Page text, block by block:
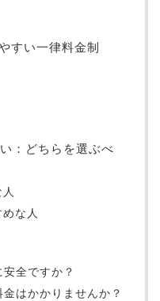
すい一律料金制
：どちらを選ぶべ
な人
全ですか？
はかかりませんか？